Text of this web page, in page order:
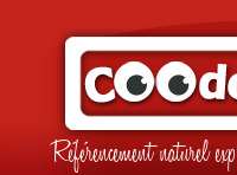
Référencement naturel